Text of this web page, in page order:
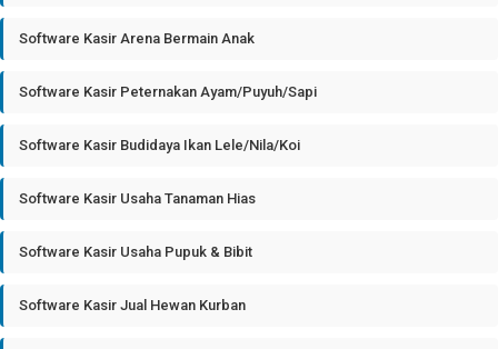
Software Kasir Arena Bermain Anak
Software Kasir Peternakan Ayam/Puyuh/Sapi
Software Kasir Budidaya Ikan Lele/Nila/Koi
Software Kasir Usaha Tanaman Hias
Software Kasir Usaha Pupuk & Bibit
Software Kasir Jual Hewan Kurban